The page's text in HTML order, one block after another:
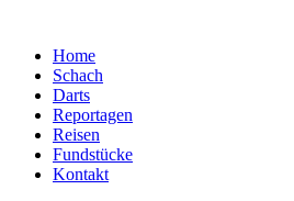
Home
Schach
Darts
Reportagen
Reisen
Fundstücke
Kontakt